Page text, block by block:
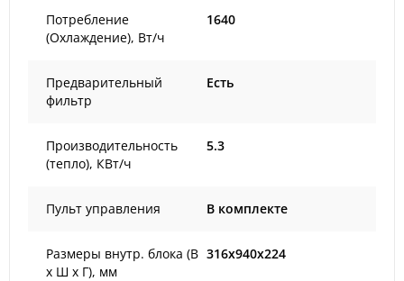
Потребление
(Охлаждение), Вт/ч
1640
Предварительный
фильтр
Есть
Производительность
(тепло), КВт/ч
5.3
Пульт управления В комплекте
Размеры внутр. блока (В
х Ш х Г), мм
316x940x224